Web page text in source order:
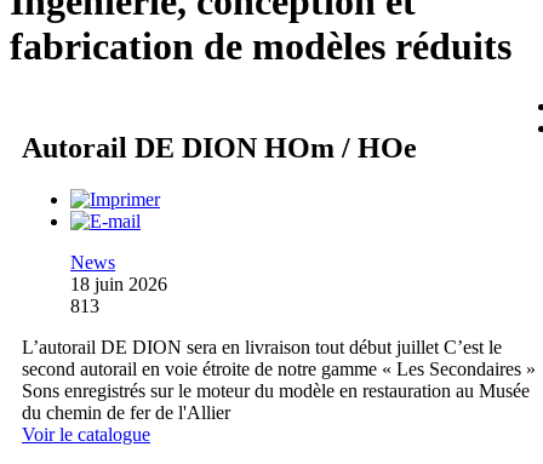
fabrication de modèles réduits
Autorail DE DION HOm / HOe
News
18 juin 2026
813
L’autorail DE DION sera en livraison tout début juillet C’est le
second autorail en voie étroite de notre gamme « Les Secondaires »
Sons enregistrés sur le moteur du modèle en restauration au Musée
du chemin de fer de l'Allier
Voir le catalogue